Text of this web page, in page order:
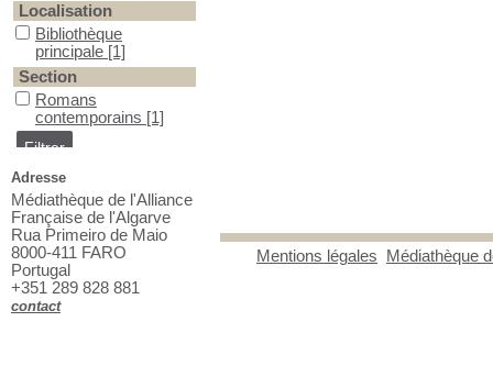
Mentions légales Médiathèque
Localisation
Bibliothèque principale
Bibliothèque
principale [1]
Section
Romans contemporains
Romans
contemporains [1]
Adresse
Médiathèque de l'Alliance
Française de l'Algarve
Rua Primeiro de Maio
8000-411 FARO
Portugal
+351 289 828 881
contact